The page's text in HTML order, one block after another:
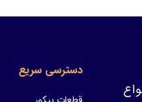
دسترسی سریع